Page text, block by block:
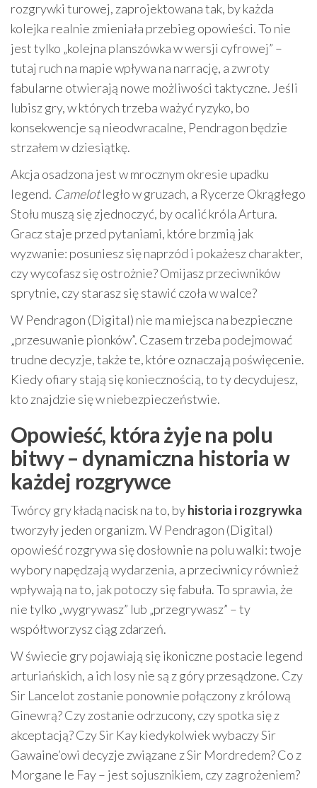
rozgrywki turowej, zaprojektowana tak, by każda
kolejka realnie zmieniała przebieg opowieści. To nie
jest tylko „kolejna planszówka w wersji cyfrowej” –
tutaj ruch na mapie wpływa na narrację, a zwroty
fabularne otwierają nowe możliwości taktyczne. Jeśli
lubisz gry, w których trzeba ważyć ryzyko, bo
konsekwencje są nieodwracalne, Pendragon będzie
strzałem w dziesiątkę.
Akcja osadzona jest w mrocznym okresie upadku
legend. Camelotległo w gruzach, a Rycerze Okrągłego
Stołu muszą się zjednoczyć, by ocalić króla Artura.
Gracz staje przed pytaniami, które brzmią jak
wyzwanie: posuniesz się naprzód i pokażesz charakter,
czy wycofasz się ostrożnie? Omijasz przeciwników
sprytnie, czy starasz się stawić czoła w walce?
W Pendragon (Digital) nie ma miejsca na bezpieczne
„przesuwanie pionków”. Czasem trzeba podejmować
trudne decyzje, także te, które oznaczają poświęcenie.
Kiedy ofiary stają się koniecznością, to ty decydujesz,
kto znajdzie się w niebezpieczeństwie.
Opowieść, która żyje na polu
bitwy – dynamiczna historia w
każdej rozgrywce
Twórcy gry kładą nacisk na to, byhistoria i rozgrywka
tworzyły jeden organizm. W Pendragon (Digital)
opowieść rozgrywa się dosłownie na polu walki: twoje
wybory napędzają wydarzenia, a przeciwnicy również
wpływają na to, jak potoczy się fabuła. To sprawia, że
nie tylko „wygrywasz” lub „przegrywasz” – ty
współtworzysz ciąg zdarzeń.
W świecie gry pojawiają się ikoniczne postacie legend
arturiańskich, a ich losy nie są z góry przesądzone. Czy
Sir Lancelot zostanie ponownie połączony z królową
Ginewrą? Czy zostanie odrzucony, czy spotka się z
akceptacją? Czy Sir Kay kiedykolwiek wybaczy Sir
Gawaine’owi decyzje związane z Sir Mordredem? Co z
Morgane le Fay – jest sojusznikiem, czy zagrożeniem?